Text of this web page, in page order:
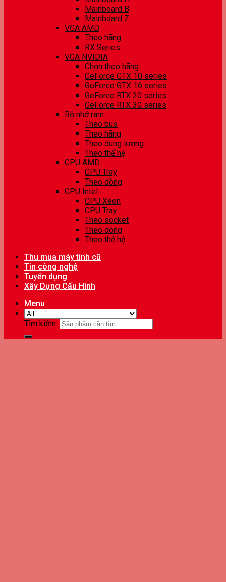
Mainboard B
Mainboard Z
VGA AMD
Theo hãng
RX Series
VGA NVIDIA
Chọn theo hãng
GeForce GTX 10 series
GeForce GTX 16 series
GeForce RTX 20 series
GeForce RTX 30 series
Bộ nhớ ram
Theo bus
Theo hãng
Theo dung lượng
Theo thế hệ
CPU AMD
CPU Tray
Theo dòng
CPU Intel
CPU Xeon
CPU Tray
Theo socket
Theo dòng
Theo thế hệ
Thu mua máy tính cũ
Tin công nghệ
Tuyển dụng
Xây Dựng Cấu Hình
Menu
Tìm kiếm: